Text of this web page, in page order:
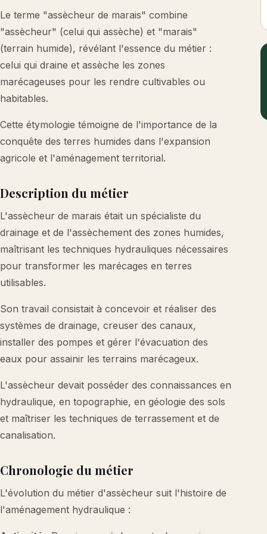
Le terme "assècheur de marais" combine
"assècheur" (celui qui assèche) et "marais"
(terrain humide), révélant l'essence du métier :
celui qui draine et assèche les zones
marécageuses pour les rendre cultivables ou
habitables.
Cette étymologie témoigne de l'importance de la
conquête des terres humides dans l'expansion
agricole et l'aménagement territorial.
Description du métier
L'assècheur de marais était un spécialiste du
drainage et de l'assèchement des zones humides,
maîtrisant les techniques hydrauliques nécessaires
pour transformer les marécages en terres
utilisables.
Son travail consistait à concevoir et réaliser des
systèmes de drainage, creuser des canaux,
installer des pompes et gérer l'évacuation des
eaux pour assainir les terrains marécageux.
L'assècheur devait posséder des connaissances en
hydraulique, en topographie, en géologie des sols
et maîtriser les techniques de terrassement et de
canalisation.
Chronologie du métier
L'évolution du métier d'assècheur suit l'histoire de
l'aménagement hydraulique :